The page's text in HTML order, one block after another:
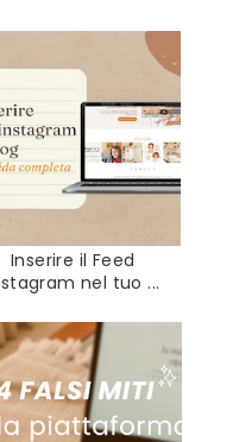
Inserire il Feed
nel tuo ...